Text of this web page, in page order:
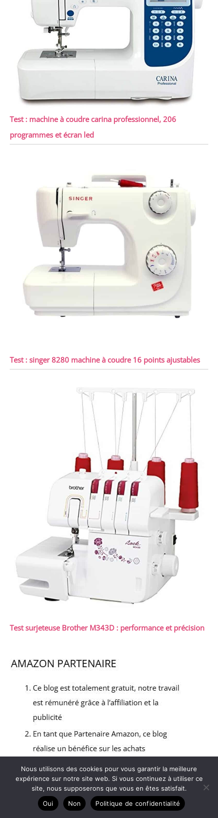
Test : machine à coudre carina professionnel, 206
programmes et écran led
Test : singer 8280 machine à coudre 16 points ajustables
Test surjeteuse Brother M343D : performance et précision
Nous utilisons des cookies pour vous garantir la meilleure
expérience sur notre site web. Si vous continuez à utiliser ce
site, nous supposerons que vous en êtes satisfait.
Oui
Non Politique de confidentialité